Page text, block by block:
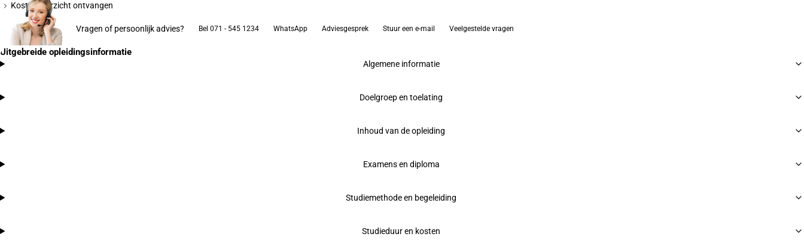
Kostenoverzicht ontvangen
Vragen of persoonlijk advies? Bel 071 - 545 1234 WhatsApp Adviesgesprek Stuur een e-mail Veelgestelde vragen
Uitgebreide opleidingsinformatie
Algemene informatie
Doelgroep en toelating
Inhoud van de opleiding
Examens en diploma
Studiemethode en begeleiding
Studieduur en kosten